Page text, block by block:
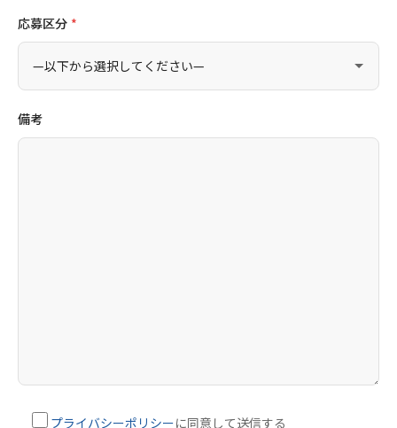
応募区分 *
備考
プライバシーポリシーに同意して送信する